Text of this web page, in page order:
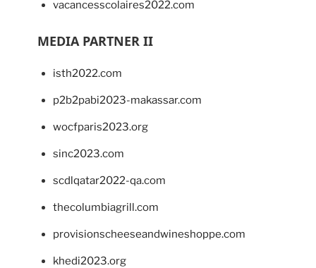
vacancesscolaires2022.com
MEDIA PARTNER II
isth2022.com
p2b2pabi2023-makassar.com
wocfparis2023.org
sinc2023.com
scdlqatar2022-qa.com
thecolumbiagrill.com
provisionscheeseandwineshoppe.com
khedi2023.org